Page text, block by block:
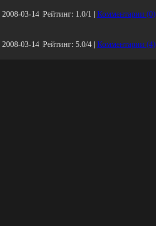
2008-03-14|Рейтинг: 1.0/1 | Комментарии (0)
2008-03-14|Рейтинг: 5.0/4 | Комментарии (4)